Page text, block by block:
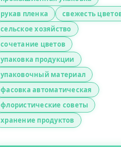
рукав пленка
свежесть
сельское хозяйство
сочетание цветов
упаковка продукции
упаковочный материал
фасовка автоматическая
флористические советы
хранение продуктов